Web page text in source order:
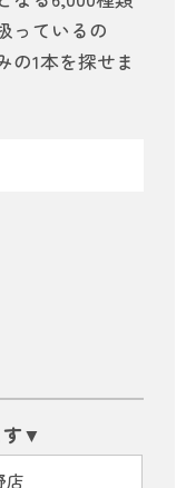
っているの
の1本を探せま
店